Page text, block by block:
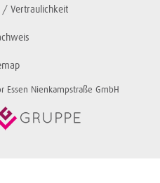
/ Vertraulichkeit
Essen Nienkampstraße GmbH